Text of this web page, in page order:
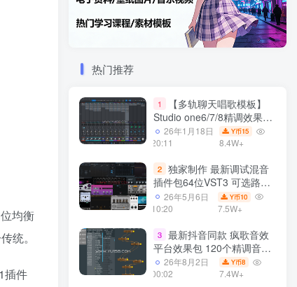
均衡
统。
插件
热门推荐
1
【多轨聊天唱歌模板】
Studio one6/7/8精调效果包
多种效果模式 声卡调试好直
播预设模板
26年1月18日
20:11
Y币15
8.4W+
2 独家制作 最新调试混音
插件包64位VST3 可选路径
一键安装550个效果器合集
v3.0 WiN 支持定制
26年5月6日
10:20
Y币10
7.5W+
3 最新抖音同款 疯歌音效
平台效果包 120个精调音效
包+软件自带170个音效
+600个插件 带安装教程全
26年8月2日
00:02
Y币8
7.4W+